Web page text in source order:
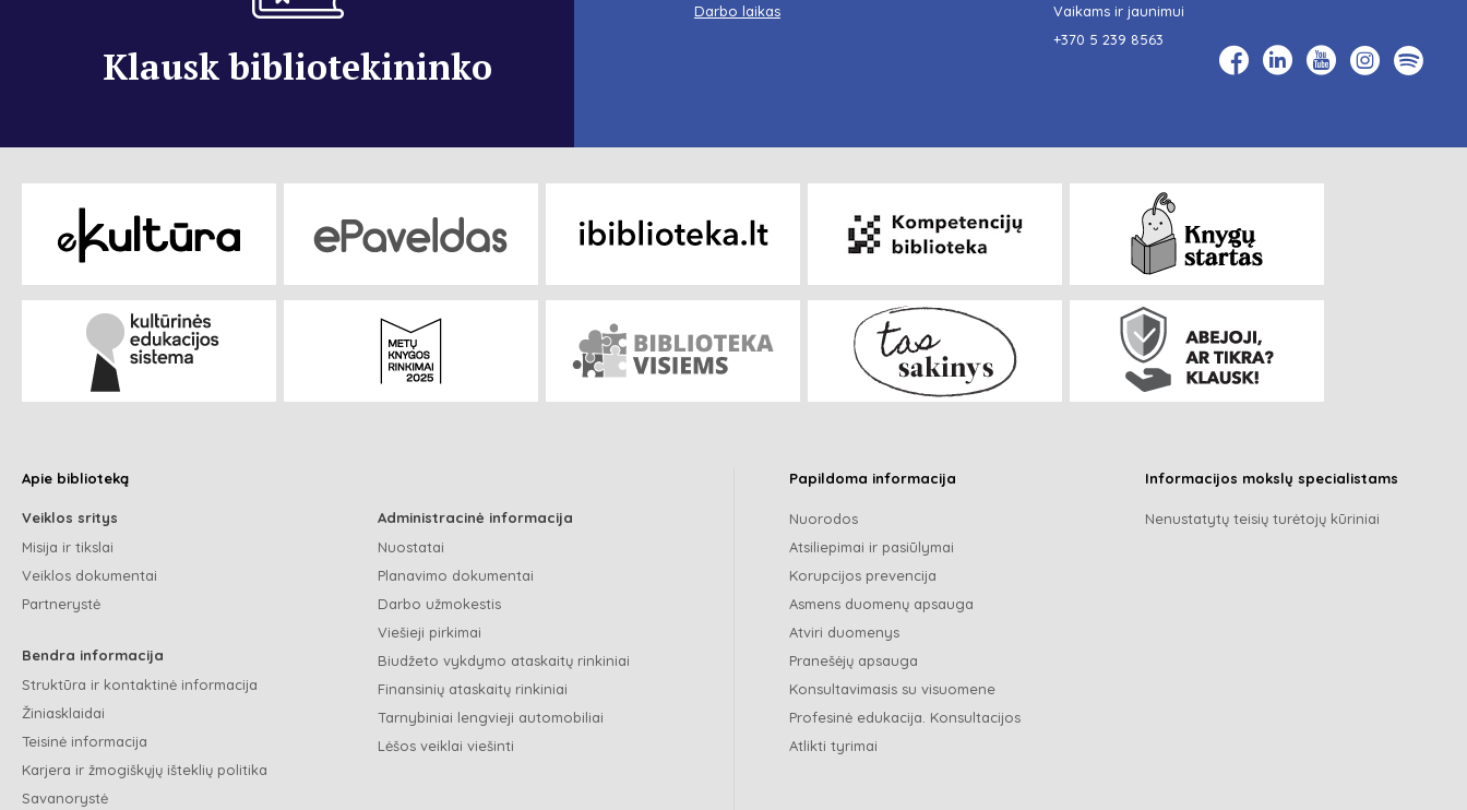
Klausk bibliotekininko
Darbo laikas
Vaikams ir jaunimui
+370 5 239 8563
Apie biblioteką
Veiklos sritys
Misija ir tikslai
Veiklos dokumentai
Partnerystė
Bendra informacija
Struktūra ir kontaktinė informacija
Žiniasklaidai
Teisinė informacija
Karjera ir žmogiškųjų išteklių politika
Savanorystė
Administracinė informacija
Nuostatai
Planavimo dokumentai
Darbo užmokestis
Viešieji pirkimai
Biudžeto vykdymo ataskaitų rinkiniai
Finansinių ataskaitų rinkiniai
Tarnybiniai lengvieji automobiliai
Lėšos veiklai viešinti
Papildoma informacija
Nuorodos
Atsiliepimai ir pasiūlymai
Korupcijos prevencija
Asmens duomenų apsauga
Atviri duomenys
Pranešėjų apsauga
Konsultavimasis su visuomene
Profesinė edukacija. Konsultacijos
Atlikti tyrimai
Informacijos mokslų specialistams
Nenustatytų teisių turėtojų kūriniai